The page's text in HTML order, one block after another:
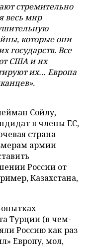
стремительно
весь мир
которые они
государств. Все
США и их
их… Европа
Сойлу,
в члены ЕС,
страна
армии
России от
Казахстана,
Турции (в чем-
Россию как раз
Европу, мол,